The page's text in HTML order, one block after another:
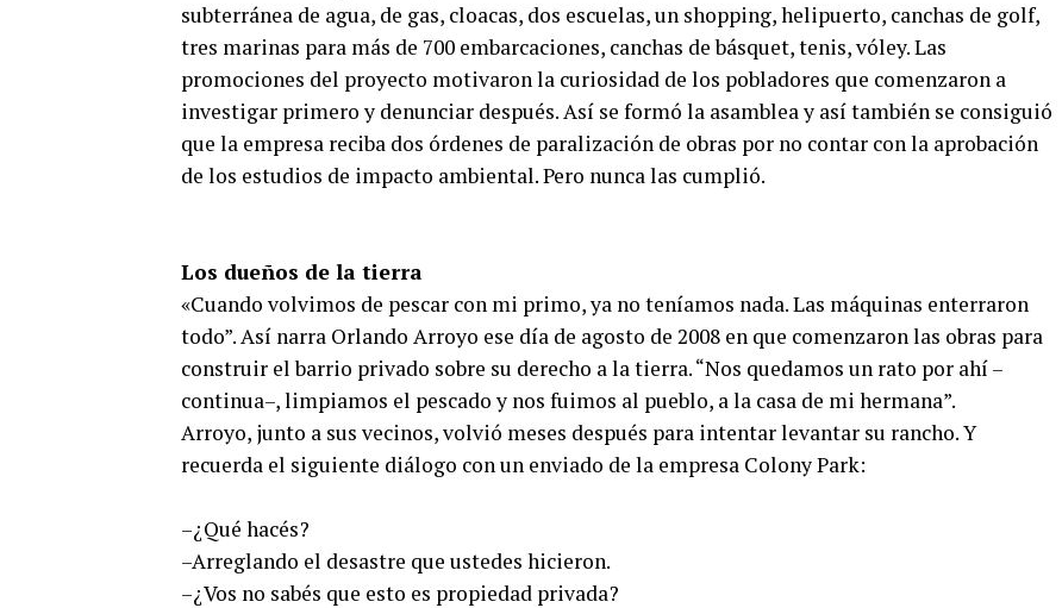
subterránea de agua, de gas, cloacas, dos escuelas, un shopping, helipuerto, canchas de golf,
tres marinas para más de 700 embarcaciones, canchas de básquet, tenis, vóley. Las
promociones del proyecto motivaron la curiosidad de los pobladores que comenzaron a
investigar primero y denunciar después. Así se formó la asamblea y así también se consiguió
que la empresa reciba dos órdenes de paralización de obras por no contar con la aprobación
de los estudios de impacto ambiental. Pero nunca las cumplió.
Los dueños de la tierra
«Cuando volvimos de pescar con mi primo, ya no teníamos nada. Las máquinas enterraron
todo”. Así narra Orlando Arroyo ese día de agosto de 2008 en que comenzaron las obras para
construir el barrio privado sobre su derecho a la tierra. “Nos quedamos un rato por ahí –
continua–, limpiamos el pescado y nos fuimos al pueblo, a la casa de mi hermana”.
Arroyo, junto a sus vecinos, volvió meses después para intentar levantar su rancho. Y
recuerda el siguiente diálogo con un enviado de la empresa Colony Park:
–¿Qué hacés?
–Arreglando el desastre que ustedes hicieron.
–¿Vos no sabés que esto es propiedad privada?